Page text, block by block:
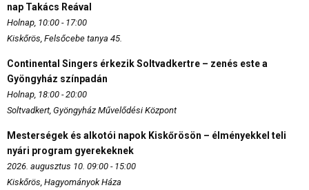
nap Takács Reával
Holnap, 10:00 - 17:00
Kiskőrös, Felsőcebe tanya 45.
Continental Singers érkezik Soltvadkertre – zenés este a
Gyöngyház színpadán
Holnap, 18:00 - 20:00
Soltvadkert, Gyöngyház Művelődési Központ
Mesterségek és alkotói napok Kiskőrösön – élményekkel teli
nyári program gyerekeknek
2026. augusztus 10. 09:00 - 15:00
Kiskőrös, Hagyományok Háza